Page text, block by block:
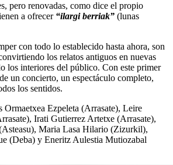
pero renovadas, como dice el propio
a ofrecer “ilargi berriak” (lunas
con todo lo establecido hasta ahora, son
los relatos antiguos en nuevas
los interiores del público. Con este primer
un concierto, un espectáculo completo,
los sentidos.
Ormaetxea Ezpeleta (Arrasate), Leire
Irati Gutierrez Artetxe (Arrasate),
Maria Lasa Hilario (Zizurkil),
(Deba) y Eneritz Aulestia Mutiozabal